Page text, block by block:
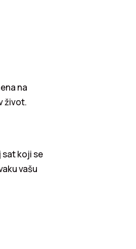
na
život.
sat koji se
vašu